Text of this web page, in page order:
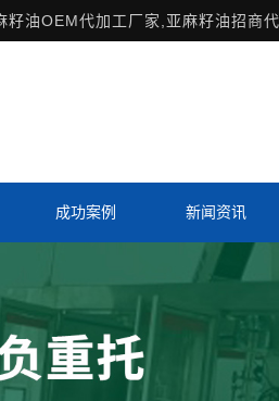
油OEM代加工厂家,亚麻籽油招商
成功案例 新闻资讯